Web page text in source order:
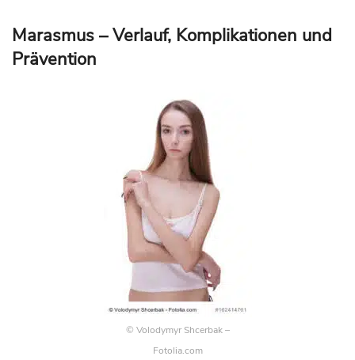
Marasmus – Verlauf, Komplikationen und
Prävention
© Volodymyr Shcerbak –
Fotolia.com